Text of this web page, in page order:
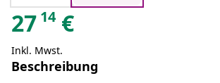
27 14 €
Inkl. Mwst.
Beschreibung